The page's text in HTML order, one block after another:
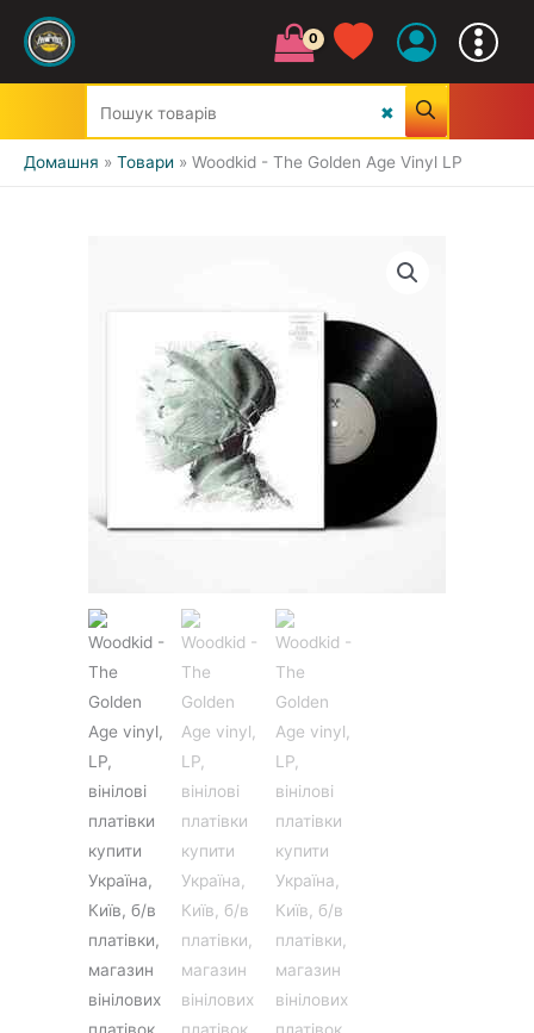
Домашня Товари Woodkid - The Golden Age Vinyl LP
CLASSIC
POP
REGGAE
ROCK